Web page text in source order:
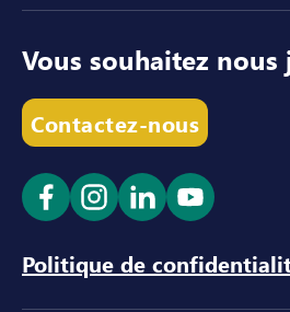
Vous souhaitez nous
Contactez-nous
Ouvrir le lien dans un
Ouvrir le lien dans
Ouvrir le lien
Ouvrir le
Politique de